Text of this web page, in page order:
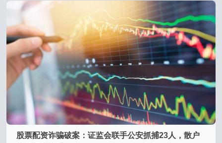
股票配资诈骗破案：证监会联手公安抓捕23人，散户